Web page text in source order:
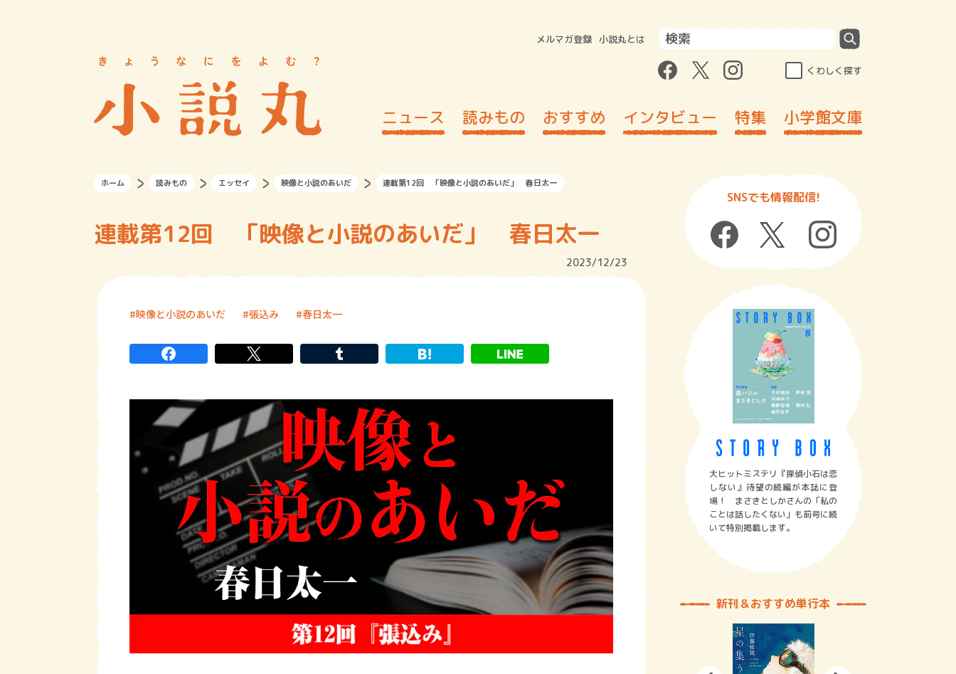
メルマガ登録 小説丸とは
くわしく探す
ニュース 読みもの おすすめ インタビュー 特集 小学館文庫
ホーム 読みもの エッセイ 映像と小説のあいだ 連載第12回 「映像と小説のあいだ」 春日太一
連載第12回 「映像と小説のあいだ」 春日太一
2023/12/23
映像と小説のあいだ 張込み 春日太一
SNSでも情報配信!
大ヒットミステリ『探偵小石は恋
しない』待望の続編が本誌に登
場！ まさきとしかさんの「私の
ことは話したくない」も前号に続
いて特別掲載します。
新刊＆おすすめ単行本